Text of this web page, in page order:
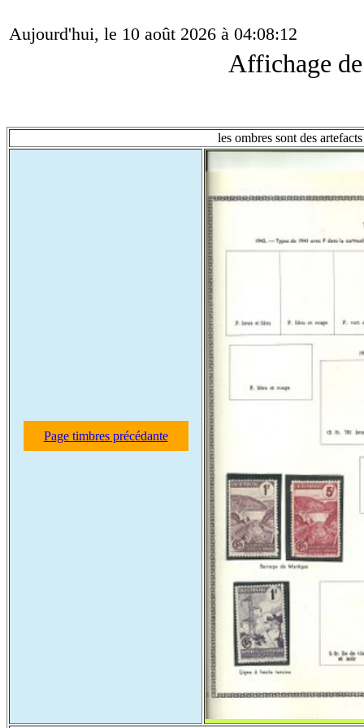
Aujourd'hui, le 10 août 2026 à 04:08:12
Affichage
les ombres sont des
Page timbres précédante